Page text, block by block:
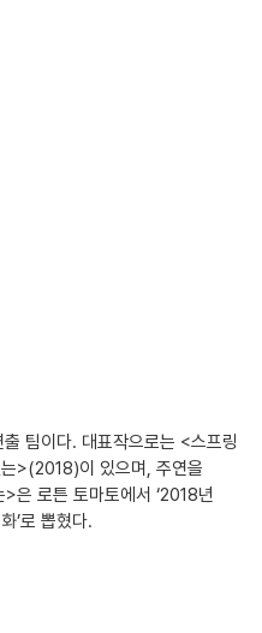
팀이다. 대표작으로는 <스프링
>(2018)이 있으며, 주연을
은 로튼 토마토에서 ‘2018년
’로 뽑혔다.